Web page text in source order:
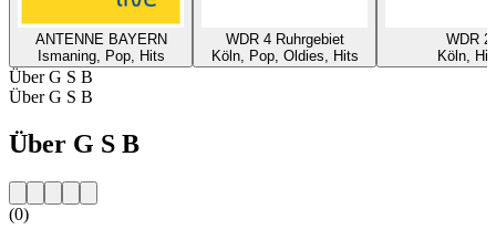
ANTENNE BAYERN
Ismaning, Pop, Hits
WDR 4 Ruhrgebiet
Köln, Pop, Oldies, Hits
WDR 2
Köln,
Über G S B
Über G S B
Über G S B
(0)